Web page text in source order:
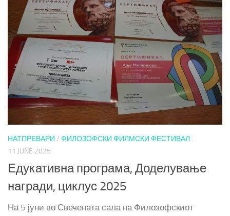
НАТПРЕВАРИ / ФИЛОЗОФСКИ ФИЛМСКИ ФЕСТИВАЛ
11 JUNE 2025
Едукативна програма, Доделување
награди, циклус 2025
На 5 јуни во Свечената сала на Филозофскиот